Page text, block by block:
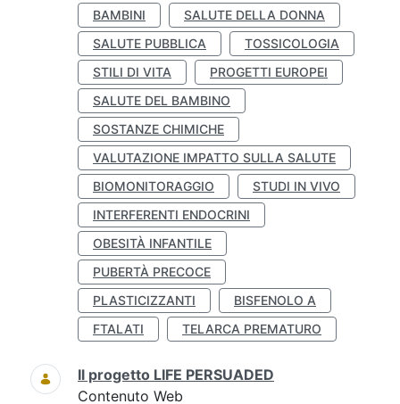
BAMBINI
SALUTE DELLA DONNA
SALUTE PUBBLICA
TOSSICOLOGIA
STILI DI VITA
PROGETTI EUROPEI
SALUTE DEL BAMBINO
SOSTANZE CHIMICHE
VALUTAZIONE IMPATTO SULLA SALUTE
BIOMONITORAGGIO
STUDI IN VIVO
INTERFERENTI ENDOCRINI
OBESITÀ INFANTILE
PUBERTÀ PRECOCE
PLASTICIZZANTI
BISFENOLO A
FTALATI
TELARCA PREMATURO
Il progetto LIFE PERSUADED
Contenuto Web